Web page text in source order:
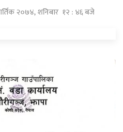
२०७४, शनिबार १२ : ४६ बजे